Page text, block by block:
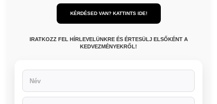
KÉRDÉSED VAN? KATTINTS IDE!
IRATKOZZ FEL HÍRLEVELÜNKRE ÉS ÉRTESÜLJ ELSŐKÉNT A
KEDVEZMÉNYEKRŐL!